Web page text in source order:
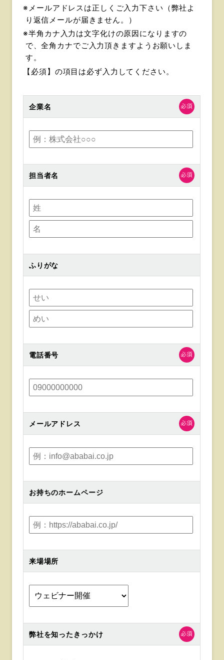
※メールアドレスは正しくご入力下さい（弊社よ
り返信メールが届きません。）
※半角カナ入力は文字化けの原因になりますの
で、全角カナでご入力頂きますようお願いしま
す。
【必須】 の項目は必ず入力してください。
企業名
担当者名
ふりがな
電話番号
メールアドレス
お持ちのホームページ
来場場所
弊社を知ったきっかけ